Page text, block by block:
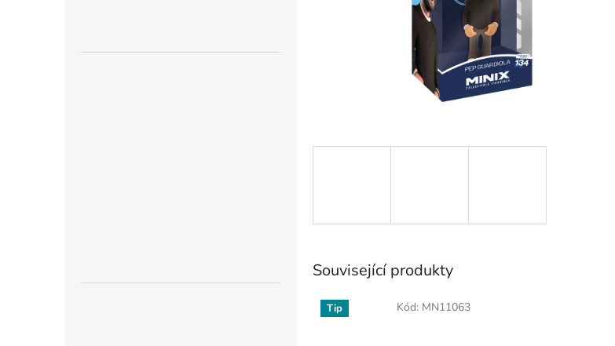
Související produkty
Tip Kód: MN11063